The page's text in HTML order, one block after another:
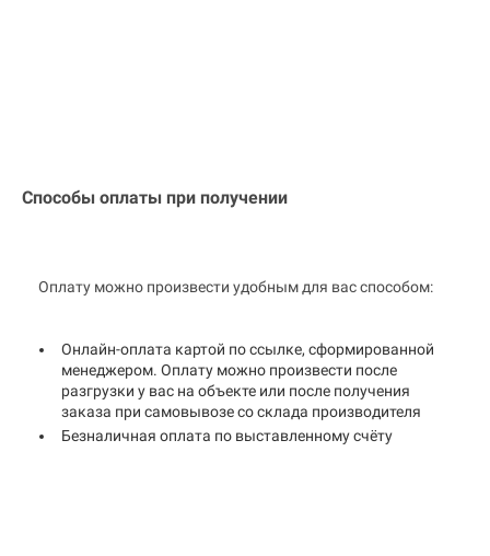
Способы оплаты при получении
Оплату можно произвести удобным для вас способом:
Онлайн-оплата картой по ссылке, сформированной
менеджером. Оплату можно произвести после
разгрузки у вас на объекте или после получения
заказа при самовывозе со склада производителя
Безналичная оплата по выставленному счёту